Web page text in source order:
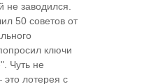
не заводился.
50 советов от
ключи
Чуть не
лотерея с